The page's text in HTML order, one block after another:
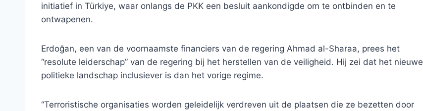
initiatief in Türkiye, waar onlangs de PKK een besluit aankondigde om te ontbinden en te
ontwapenen.
Erdoğan, een van de voornaamste financiers van de regering Ahmad al-Sharaa, prees het
“resolute leiderschap” van de regering bij het herstellen van de veiligheid. Hij zei dat het nieuwe
politieke landschap inclusiever is dan het vorige regime.
“Terroristische organisaties worden geleidelijk verdreven uit de plaatsen die ze bezetten door